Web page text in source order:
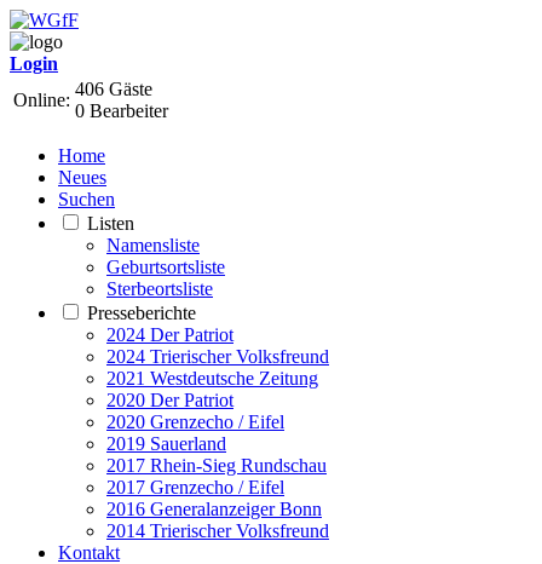
Login
Online:
406 Gäste
0 Bearbeiter
Home
Neues
Suchen
Listen
Namensliste
Geburtsortsliste
Sterbeortsliste
Presseberichte
2024 Der Patriot
2024 Trierischer Volksfreund
2021 Westdeutsche Zeitung
2020 Der Patriot
2020 Grenzecho / Eifel
2019 Sauerland
2017 Rhein-Sieg Rundschau
2017 Grenzecho / Eifel
2016 Generalanzeiger Bonn
2014 Trierischer Volksfreund
Kontakt